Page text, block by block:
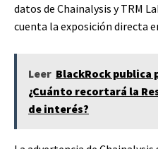
datos de Chainalysis y TRM
cuenta la exposición directa
Leer BlackRock publica
¿Cuánto recortará la
de interés?